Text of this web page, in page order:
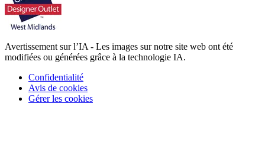
Avertissement sur l’IA - Les images sur notre site web ont été
modifiées ou générées grâce à la technologie IA.
Confidentialité
Avis de cookies
Gérer les cookies